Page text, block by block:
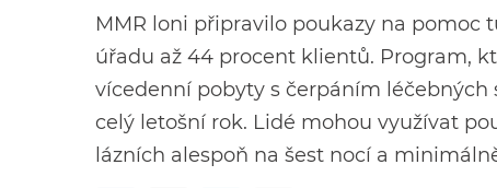
MMR loni připravilo poukazy na pomoc
úřadu až 44 procent klientů. Program,
vícedenní pobyty s čerpáním
celý letošní rok. Lidé mohou využívat
lázních alespoň na šest nocí a